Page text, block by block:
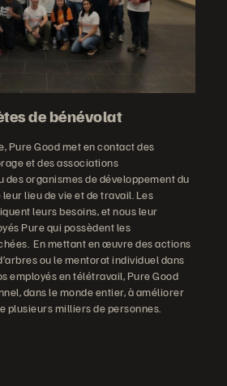
de bénévolat
Pure Good met en contact des
et des associations
des organismes de développement du
lieu de vie et de travail. Les
leurs besoins, et nous leur
Pure qui possèdent les
En mettant en œuvre des actions
ou le mentorat individuel dans
employés en télétravail, Pure Good
dans le monde entier, à améliorer
plusieurs milliers de personnes.